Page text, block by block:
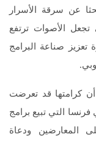
عن سرقة الأسرار
تجعل الأصوات ترتفع
تعزيز صناعة البرامج
كرامتها قد تعرضت
التي تبيع برامج
المعارضين ودعاة